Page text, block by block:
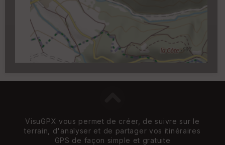
Carroyage UTM
(1km à partir du niveau de
zoom 14)
VisuGPX vous permet de créer, de suivre sur le
terrain, d'analyser et de partager vos itinéraires
GPS de façon simple et gratuite